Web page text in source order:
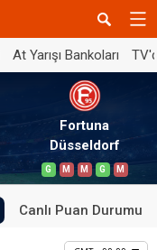
At Yarışı Bankoları
Fortuna
Düsseldorf
G M M G M
Canlı Puan Durumu